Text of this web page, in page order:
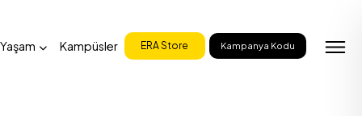
Kampüsler ERA Store Kampanya Kodu